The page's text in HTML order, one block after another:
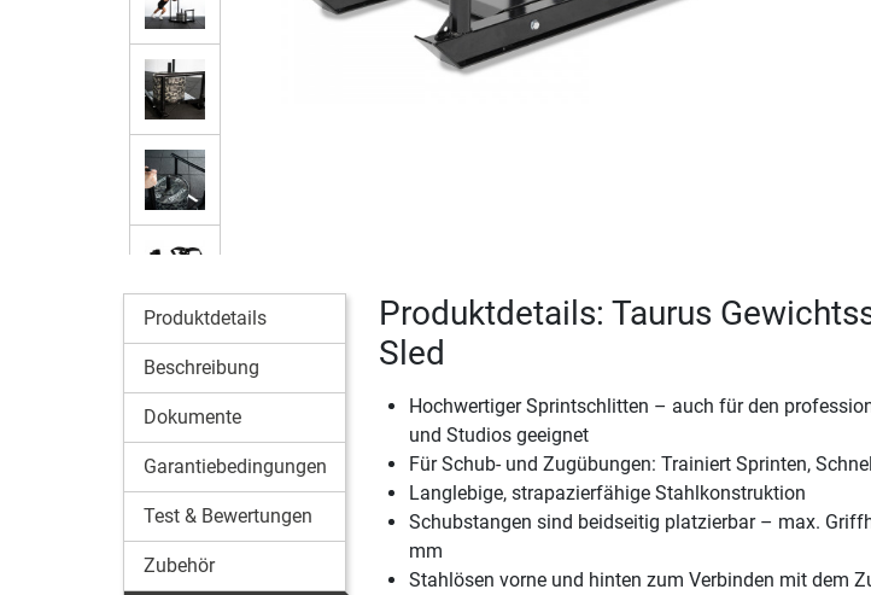
Produktdetails
Beschreibung
Dokumente
Garantiebedingungen
Test & Bewertungen
Zubehör
Produktdetails: Taurus
Sled
Hochwertiger Sprintschlitten – auch für den
und Studios geeignet
Für Schub- und Zugübungen: Trainiert Sprinten,
Langlebige, strapazierfähige Stahlkonstruktion
Schubstangen sind beidseitig platzierbar – max.
mm
Stahlösen vorne und hinten zum Verbinden mit dem